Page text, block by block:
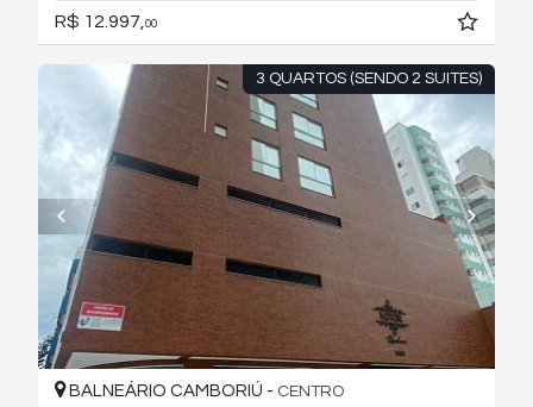
R$ 12.997, 00
3 QUARTOS (SENDO 2 SUITES)
BALNEÁRIO CAMBORIÚ - CENTRO